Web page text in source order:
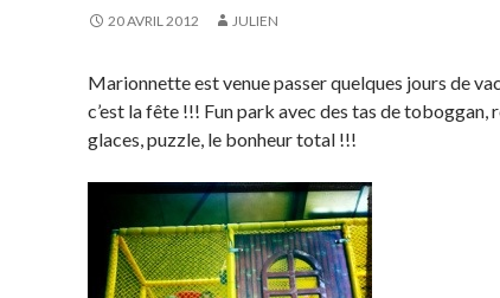
20 AVRIL 2012 JULIEN
Marionnette est venue passer quelques jours de
c’est la fête !!! Fun park avec des tas de toboggan,
glaces, puzzle, le bonheur total !!!